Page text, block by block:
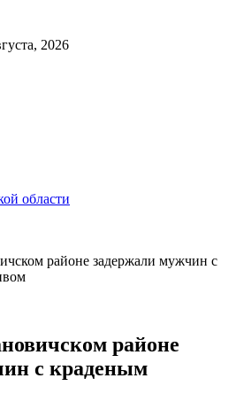
2026
области
районе задержали мужчин с
районе
с краденым